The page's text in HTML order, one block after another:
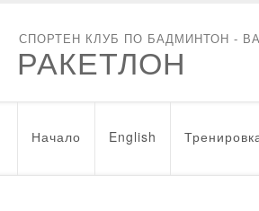
СПОРТЕН КЛУБ ПО БАДМИНТОН -
РАКЕТЛОН
Начало English